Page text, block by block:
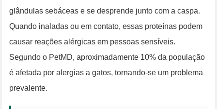
glândulas sebáceas e se desprende junto com a caspa.
Quando inaladas ou em contato, essas proteínas podem
causar reações alérgicas em pessoas sensíveis.
Segundo o PetMD, aproximadamente 10% da população
é afetada por alergias a gatos, tornando-se um problema
prevalente.